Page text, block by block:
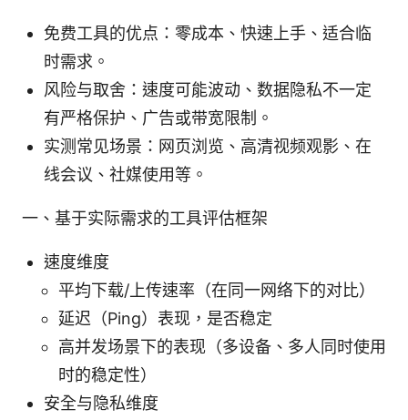
免费工具的优点：零成本、快速上手、适合临
时需求。
风险与取舍：速度可能波动、数据隐私不一定
有严格保护、广告或带宽限制。
实测常见场景：网页浏览、高清视频观影、在
线会议、社媒使用等。
一、基于实际需求的工具评估框架
速度维度
平均下载/上传速率（在同一网络下的对比）
延迟（Ping）表现，是否稳定
高并发场景下的表现（多设备、多人同时使用
时的稳定性）
安全与隐私维度